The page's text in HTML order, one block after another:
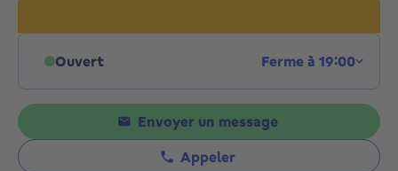
Ouvert Ferme à 19:00
Cliquez pour afficher les horaires
Envoyer un message
Appeler